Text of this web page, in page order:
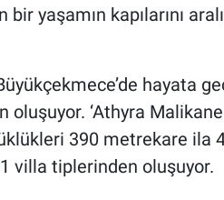
yaşamın kapılarını
hayata
‘Athyra
390 metrekare ila
villa tiplerinden oluşuyor.